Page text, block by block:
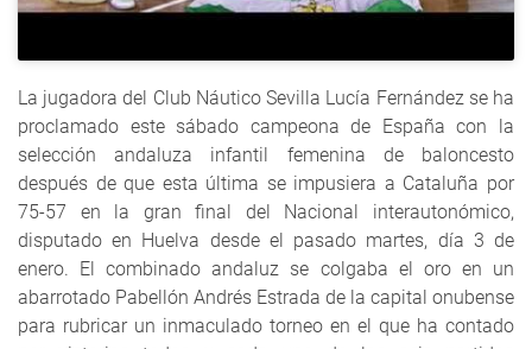
La jugadora del Club Náutico Sevilla Lucía Fernández se ha
proclamado este sábado campeona de España con la
selección andaluza infantil femenina de baloncesto
después de que esta última se impusiera a Cataluña por
75-57 en la gran final del Nacional interautonómico,
disputado en Huelva desde el pasado martes, día 3 de
enero. El combinado andaluz se colgaba el oro en un
abarrotado Pabellón Andrés Estrada de la capital onubense
para rubricar un inmaculado torneo en el que ha contado